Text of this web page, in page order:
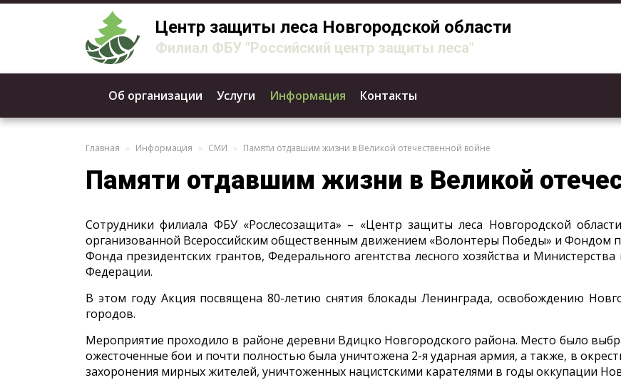
Центр защиты леса Новгородской области
Филиал ФБУ "Российский центр защиты леса"
Об организации Услуги Информация Контакты
Главная Информация СМИ Памяти отдавшим жизни в Великой отечественной войне
Памяти отдавшим жизни в Великой
Сотрудники филиала ФБУ «Рослесозащита» – «Центр защиты леса Новгородской
организованной Всероссийским общественным движением «Волонтеры Победы» и Фондом
Фонда президентских грантов, Федерального агентства лесного хозяйства и
Федерации.
В этом году Акция посвящена 80-летию снятия блокады Ленинграда, освобождению
городов.
Мероприятие проходило в районе деревни Вдицко Новгородского района. Место было
ожесточенные бои и почти полностью была уничтожена 2-я ударная армия, а также, в
захоронения мирных жителей, уничтоженных нацистскими карателями в годы оккупации